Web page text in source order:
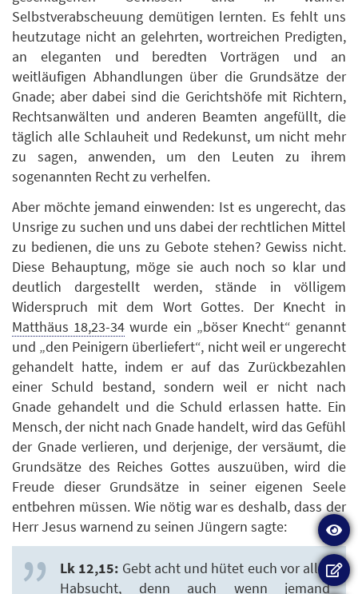
Selbstverabscheuung demütigen lernten. Es fehlt uns
heutzutage nicht an gelehrten, wortreichen Predigten,
an eleganten und beredten Vorträgen und an
weitläufigen Abhandlungen über die Grundsätze der
Gnade; aber dabei sind die Gerichtshöfe mit Richtern,
Rechtsanwälten und anderen Beamten angefüllt, die
täglich alle Schlauheit und Redekunst, um nicht mehr
zu sagen, anwenden, um den Leuten zu ihrem
sogenannten Recht zu verhelfen.
Aber möchte jemand einwenden: Ist es ungerecht, das
Unsrige zu suchen und uns dabei der rechtlichen Mittel
zu bedienen, die uns zu Gebote stehen? Gewiss nicht.
Diese Behauptung, möge sie auch noch so klar und
deutlich dargestellt werden, stände in völligem
Widerspruch mit dem Wort Gottes. Der Knecht in
Matthäus 18,23-34 wurde ein „böser Knecht“ genannt
und „den Peinigern überliefert“, nicht weil er ungerecht
gehandelt hatte, indem er auf das Zurückbezahlen
einer Schuld bestand, sondern weil er nicht nach
Gnade gehandelt und die Schuld erlassen hatte. Ein
Mensch, der nicht nach Gnade handelt, wird das Gefühl
der Gnade verlieren, und derjenige, der versäumt, die
Grundsätze des Reiches Gottes auszuüben, wird die
Freude dieser Grundsätze in seiner eigenen Seele
entbehren müssen. Wie nötig war es deshalb, dass der
Herr Jesus warnend zu seinen Jüngern sagte:
Lk 12,15: Gebt acht und hütet euch vor aller
Habsucht, denn auch wenn jemand